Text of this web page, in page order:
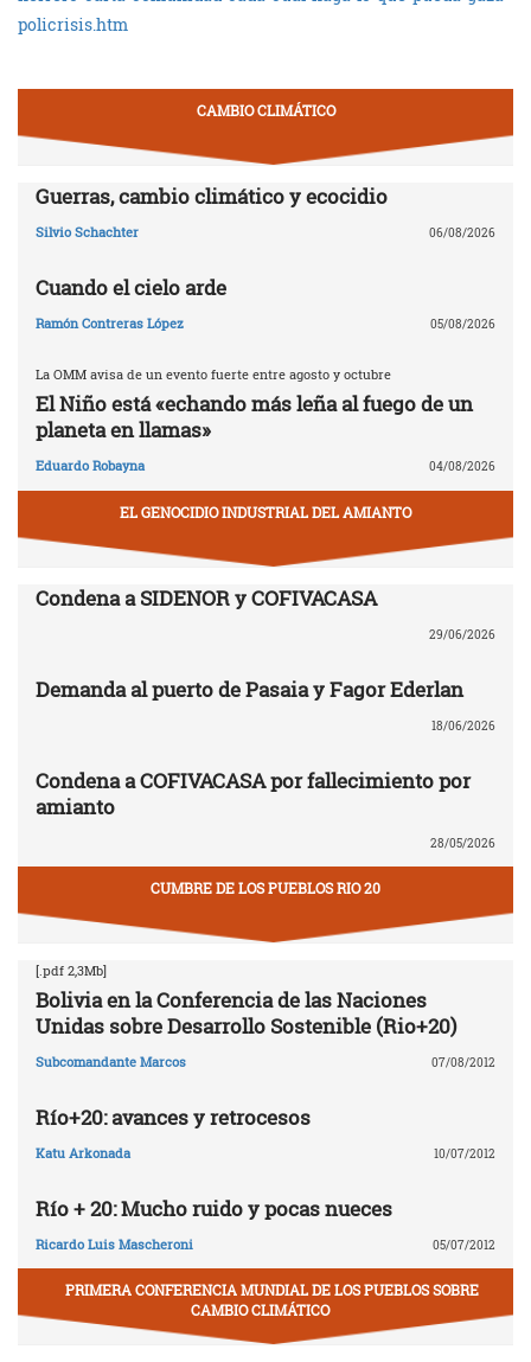
policrisis.htm
CAMBIO CLIMÁTICO
Guerras, cambio climático y ecocidio
Silvio Schachter 06/08/2026
Cuando el cielo arde
Ramón Contreras López 05/08/2026
La OMM avisa de un evento fuerte entre agosto y octubre
El Niño está «echando más leña al fuego de un
planeta en llamas»
Eduardo Robayna 04/08/2026
EL GENOCIDIO INDUSTRIAL DEL AMIANTO
Condena a SIDENOR y COFIVACASA
29/06/2026
Demanda al puerto de Pasaia y Fagor Ederlan
18/06/2026
Condena a COFIVACASA por fallecimiento por
amianto
28/05/2026
CUMBRE DE LOS PUEBLOS RIO 20
[.pdf 2,3Mb]
Bolivia en la Conferencia de las Naciones
Unidas sobre Desarrollo Sostenible (Rio+20)
Subcomandante Marcos 07/08/2012
Río+20: avances y retrocesos
Katu Arkonada 10/07/2012
Río + 20: Mucho ruido y pocas nueces
Ricardo Luis Mascheroni 05/07/2012
PRIMERA CONFERENCIA MUNDIAL DE LOS PUEBLOS SOBRE
CAMBIO CLIMÁTICO